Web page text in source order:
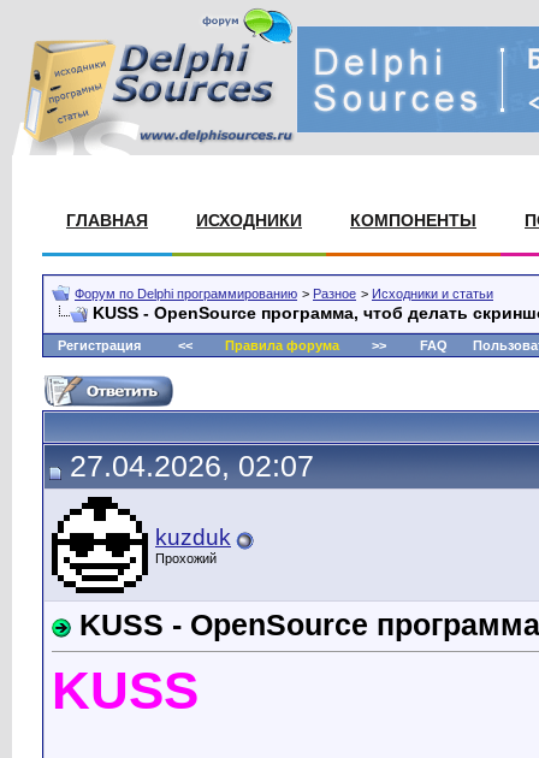
ГЛАВНАЯ ИСХОДНИКИ КОМПОНЕНТЫ
Форум по Delphi программированию > Разное > Исходники и статьи
KUSS - OpenSource программа, чтоб делать
Регистрация << Правила форума>> FAQ
27.04.2026, 02:07
kuzduk
Прохожий
KUSS - OpenSource
KUSS